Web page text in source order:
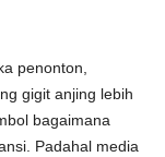
penonton,
gigit anjing lebih
bagaimana
Padahal media